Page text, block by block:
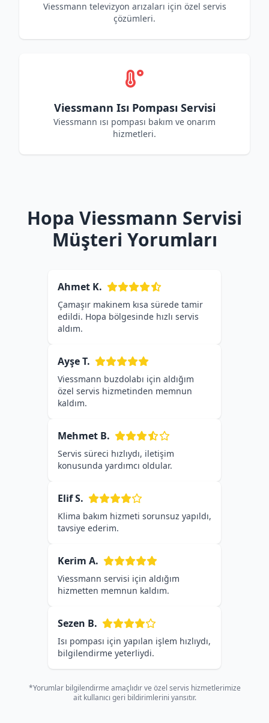
Viessmann televizyon arızaları için özel servis
çözümleri.
Viessmann Isı Pompası Servisi
Viessmann ısı pompası bakım ve onarım
hizmetleri.
Hopa Viessmann Servisi
Müşteri Yorumları
Ahmet K.
Çamaşır makinem kısa sürede tamir
edildi. Hopa bölgesinde hızlı servis
aldım.
Ayşe T.
Viessmann buzdolabı için aldığım
özel servis hizmetinden memnun
kaldım.
Mehmet B.
Servis süreci hızlıydı, iletişim
konusunda yardımcı oldular.
Elif S.
Klima bakım hizmeti sorunsuz yapıldı,
tavsiye ederim.
Kerim A.
Viessmann servisi için aldığım
hizmetten memnun kaldım.
Sezen B.
Isı pompası için yapılan işlem hızlıydı,
bilgilendirme yeterliydi.
*Yorumlar bilgilendirme amaçlıdır ve özel servis hizmetlerimize
ait kullanıcı geri bildirimlerini yansıtır.